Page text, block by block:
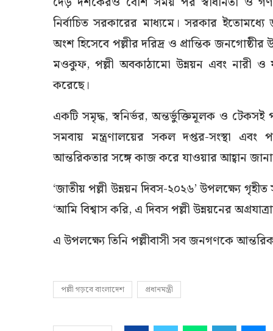
নির্বাচিত সরকারের মাধ্যমে। সরকার ইতোমধ্যে
অংশ হিসেবে পল্লীর দরিদ্র ও প্রান্তিক
মওকুফ, পল্লী অবকাঠামো উন্নয়ন এবং নারী ও
করেছে।
একটি সমৃদ্ধ, স্বনির্ভর, অন্তর্ভুক্তিমূলক ও টেকসই
সমবায় মন্ত্রণালয়ের সকল দপ্তর-সংস্থা এবং
আন্তরিকতার সঙ্গে কাজ করে যাওয়ার আহ্বান
‘জাতীয় পল্লী উন্নয়ন দিবস-২০২৬’ উপলক্ষ্যে
‘আমি বিশ্বাস করি, এ দিবস পল্লী উন্নয়নের
এ উপলক্ষ্যে তিনি পল্লীবাসী সব জনগণকে
পল্লী গড়বে বাংলাদেশ প্রধানমন্ত্রী